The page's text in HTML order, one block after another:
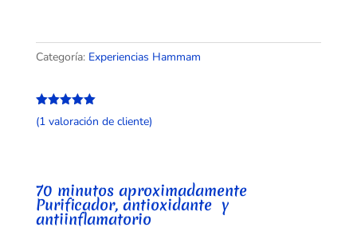
Categoría: Experiencias Hammam
Valorado
con5.00de
(1valoración de cliente)
70 minutos aproximadamente
Purificador, antioxidante y
antiinflamatorio